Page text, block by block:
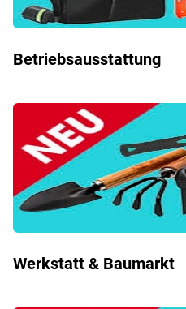
Betriebsausstattung
Werkstatt & Baumarkt